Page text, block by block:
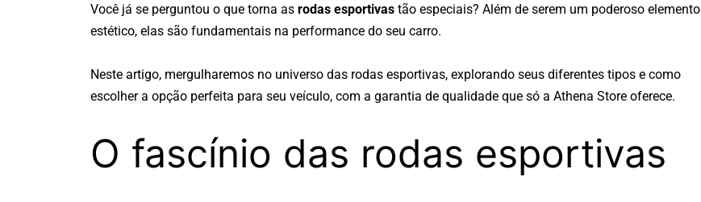
Você já se perguntou o que torna as rodas esportivas tão especiais? Além de serem um poderoso elemento
estético, elas são fundamentais na performance do seu carro.
Neste artigo, mergulharemos no universo das rodas esportivas, explorando seus diferentes tipos e como
escolher a opção perfeita para seu veículo, com a garantia de qualidade que só a Athena Store oferece.
O fascínio das rodas esportivas